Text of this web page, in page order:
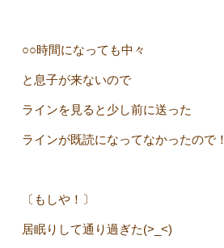
○○時間になっても中々
と息子が来ないので
ラインを見ると少し前に送った
ラインが既読になってなかったので！
〔もしや！〕
居眠りして通り過ぎた(>_<)